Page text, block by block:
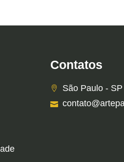
Contatos
São Paulo - SP